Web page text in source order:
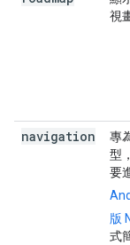
視
navigation
專
型
要
版
式